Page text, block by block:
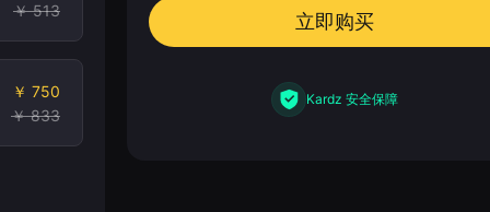
￥ 513
￥ 750
￥ 833
立即购买
Kardz 安全保障